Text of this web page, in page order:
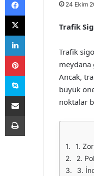
24 Ekim
Trafik
Trafik
meydana
Ancak,
büyük
noktalar
1.
2.
3.
X
LinkedIn
Pinterest
Skype
E-Posta ile paylaş